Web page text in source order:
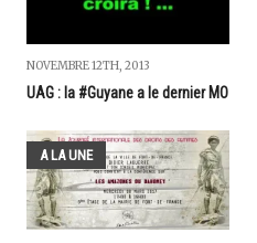
NOVEMBRE 12TH, 2013
UAG : la #Guyane a le dernier MO
A LA UNE